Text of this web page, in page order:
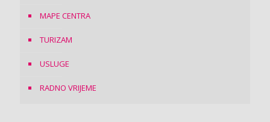
MAPE CENTRA
TURIZAM
USLUGE
RADNO VRIJEME